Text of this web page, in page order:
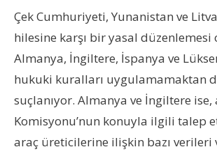
Çek Cumhuriyeti, Yunanistan ve
hilesine karşı bir yasal düzenlemesi
Almanya, İngiltere, İspanya ve
hukuki kuralları uygulamamaktan
suçlanıyor. Almanya ve İngiltere ise,
Komisyonu’nun konuyla ilgili talep
araç üreticilerine ilişkin bazı verileri